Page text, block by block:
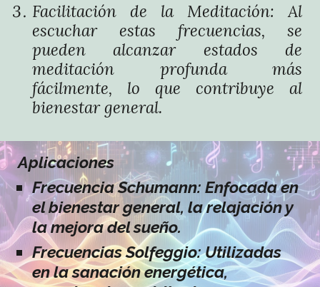
Facilitación de la Meditación: Al
escuchar estas frecuencias, se
pueden alcanzar estados de
meditación profunda más
fácilmente, lo que contribuye al
bienestar general.
Aplicaciones
Frecuencia Schumann:Enfocada en
el bienestar general, la relajación y
la mejora del sueño.
Frecuencias Solfeggio:Utilizadas
en la sanación energética,